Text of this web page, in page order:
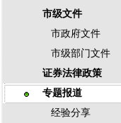
市级文件
市政府文件
市级部门文件
证券法律政策
专题报道
经验分享